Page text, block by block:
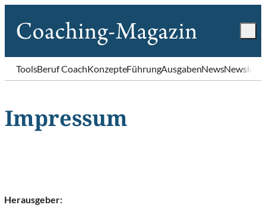
ToolsBeruf CoachKonzepteFührungAusgabenNews
Impressum
Herausgeber: